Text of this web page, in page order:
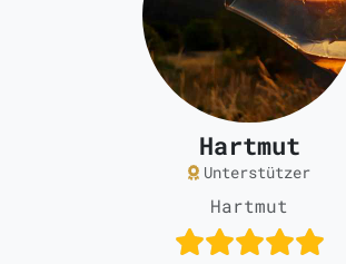
Hartmut
Unterstützer
Hartmut